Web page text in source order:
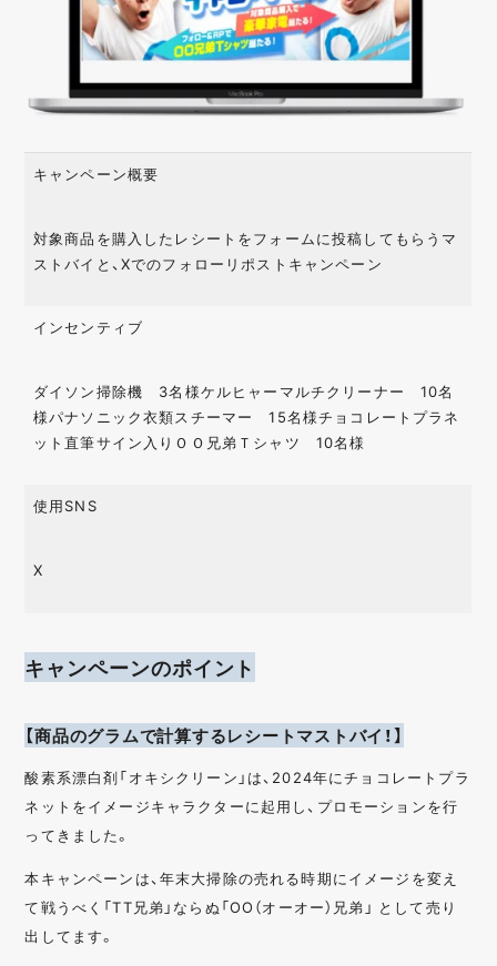
キャンペーン概要
対象商品を購入したレシートをフォームに投稿してもらうマ
ストバイと、Xでのフォローリポストキャンペーン
インセンティブ
ダイソン掃除機 3名様ケルヒャーマルチクリーナー 10名
様パナソニック衣類スチーマー 15名様チョコレートプラネ
ット直筆サイン入りＯＯ兄弟Ｔシャツ 10名様
使用SNS
X
キャンペーンのポイント
【商品のグラムで計算するレシートマストバイ！】
酸素系漂白剤「オキシクリーン」は、2024年にチョコレートプラ
ネットをイメージキャラクターに起用し、プロモーションを行
ってきました。
本キャンペーンは、年末大掃除の売れる時期にイメージを変え
て戦うべく「TT兄弟」ならぬ「OO（オーオー）兄弟」 として売り
出してます。